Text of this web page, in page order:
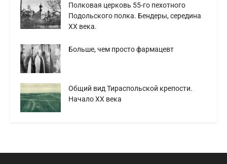
Полковая церковь 55-го пехотного
Подольского полка. Бендеры, середина
ХХ века.
Больше, чем просто фармацевт
Общий вид Тираспольской крепости.
Начало XX века